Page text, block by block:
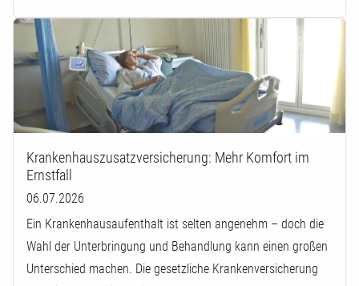
Krankenhauszusatzversicherung: Mehr Komfort im
Ernstfall
06.07.2026
Ein Krankenhausaufenthalt ist selten angenehm – doch die
Wahl der Unterbringung und Behandlung kann einen großen
Unterschied machen. Die gesetzliche Krankenversicherung